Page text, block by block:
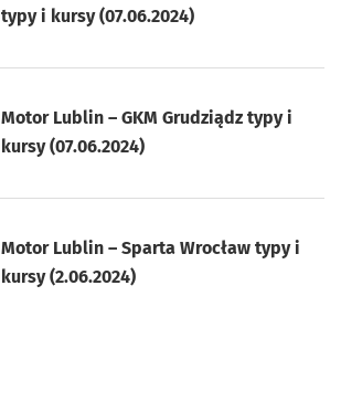
typy i kursy (07.06.2024)
Motor Lublin – GKM Grudziądz typy i
kursy (07.06.2024)
Motor Lublin – Sparta Wrocław typy i
kursy (2.06.2024)